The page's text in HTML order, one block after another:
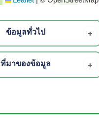
ข้อมูลทั่วไป
ที่มาของข้อมูล